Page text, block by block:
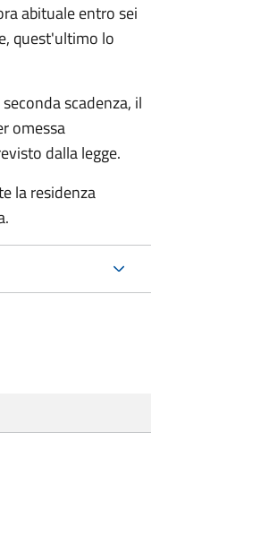
abituale entro sei
quest'ultimo lo
scadenza, il
omessa
dalla legge.
la residenza